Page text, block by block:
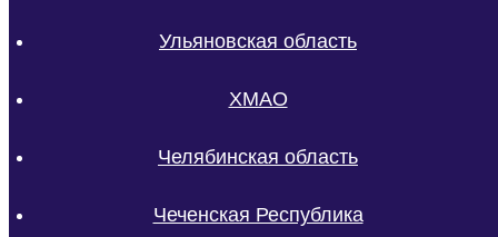
Ульяновская область
ХМАО
Челябинская область
Чеченская Республика